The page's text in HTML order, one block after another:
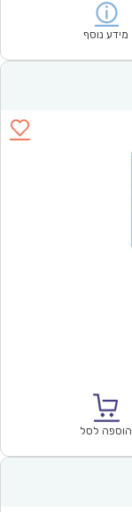
מידע נוסף
הוספה לסל